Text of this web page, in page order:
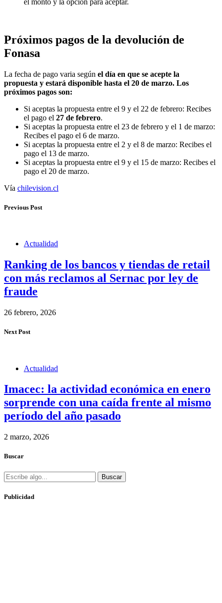
el monto y la opción para aceptar.
Próximos pagos de la devolución de
Fonasa
La fecha de pago varia según el día en que se acepte la
propuesta y estará disponible hasta el 20 de marzo. Los
próximos pagos son:
Si aceptas la propuesta entre el 9 y el 22 de febrero: Recibes
el pago el 27 de febrero.
Si aceptas la propuesta entre el 23 de febrero y el 1 de marzo:
Recibes el pago el 6 de marzo.
Si aceptas la propuesta entre el 2 y el 8 de marzo: Recibes el
pago el 13 de marzo.
Si aceptas la propuesta entre el 9 y el 15 de marzo: Recibes el
pago el 20 de marzo.
Vía chilevision.cl
Previous Post
Actualidad
Ranking de los bancos y tiendas de retail
con más reclamos al Sernac por ley de
fraude
26 febrero, 2026
Next Post
Actualidad
Imacec: la actividad económica en enero
sorprende con una caída frente al mismo
período del año pasado
2 marzo, 2026
Buscar
Buscar
Publicidad